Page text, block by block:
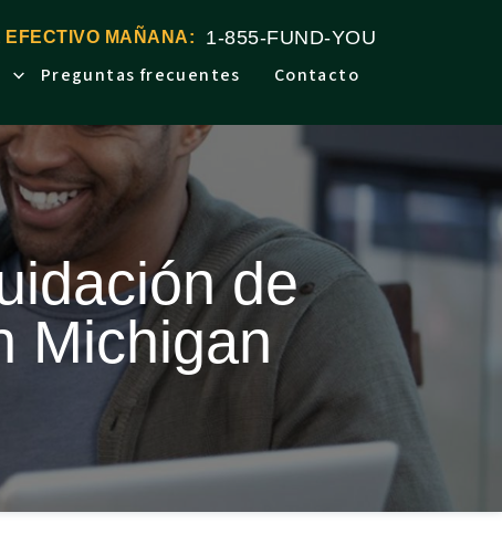
MAÑANA: 1-855-FUND-YOU
Preguntas frecuentes Contacto
de
Michigan